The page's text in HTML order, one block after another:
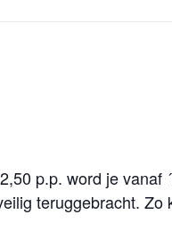
p.p. word je vanaf
teruggebracht. Zo